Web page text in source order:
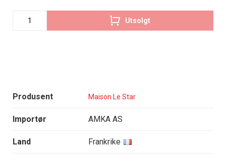
Produsent Maison Le Star
Importør AMKA AS
Land Frankrike
Utsolgt